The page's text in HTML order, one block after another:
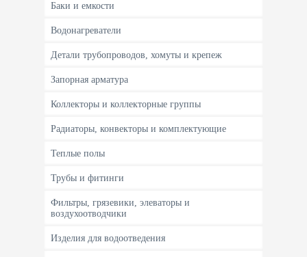
Баки и емкости
Водонагреватели
Детали трубопроводов, хомуты и крепеж
Запорная арматура
Коллекторы и коллекторные группы
Радиаторы, конвекторы и комплектующие
Теплые полы
Трубы и фитинги
Фильтры, грязевики, элеваторы и
воздухоотводчики
Изделия для водоотведения